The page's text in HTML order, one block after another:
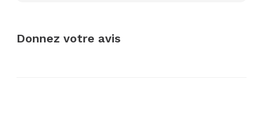
Donnez votre avis